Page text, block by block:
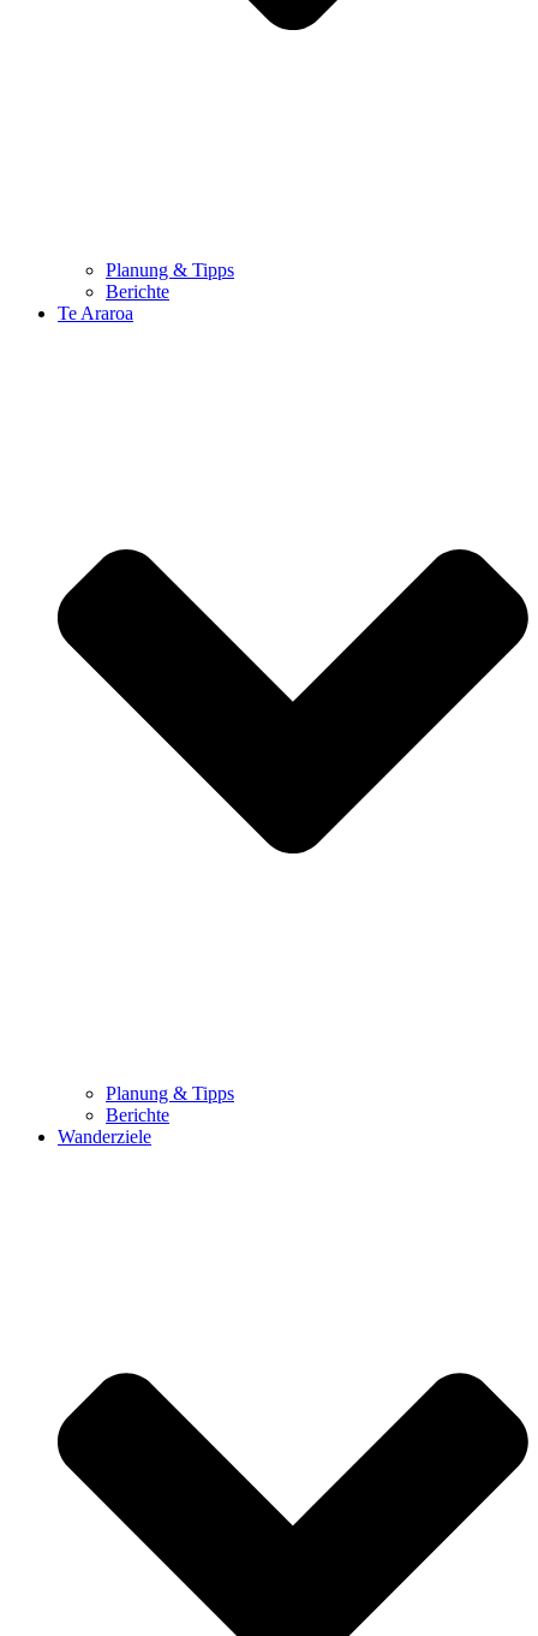
Planung & Tipps
Berichte
Te Araroa
Planung & Tipps
Berichte
Wanderziele